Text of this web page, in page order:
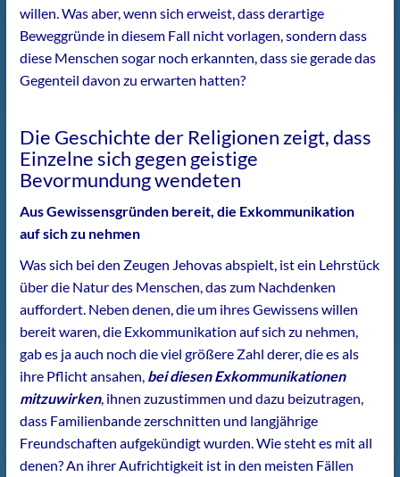
willen. Was aber, wenn sich erweist, dass derartige
Beweggründe in diesem Fall nicht vorlagen, sondern dass
diese Menschen sogar noch erkannten, dass sie gerade das
Gegenteil davon zu erwarten hatten?
Die Geschichte der Religionen zeigt, dass
Einzelne sich gegen geistige
Bevormundung wendeten
Aus Gewissensgründen bereit, die Exkommunikation
auf sich zu nehmen
Was sich bei den Zeugen Jehovas abspielt, ist ein Lehrstück
über die Natur des Menschen, das zum Nachdenken
auffordert. Neben denen, die um ihres Gewissens willen
bereit waren, die Exkommunikation auf sich zu nehmen,
gab es ja auch noch die viel größere Zahl derer, die es als
ihre Pflicht ansahen, bei diesen Exkommunikationen
mitzuwirken, ihnen zuzustimmen und dazu beizutragen,
dass Familienbande zerschnitten und langjährige
Freundschaften aufgekündigt wurden. Wie steht es mit all
denen? An ihrer Aufrichtigkeit ist in den meisten Fällen